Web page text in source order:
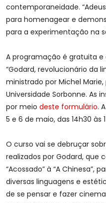
contemporaneidade.
para homenagear e
para a experimentação na
A programação é gratuita
“Godard, revolucionário da
ministrado por Michel
Universidade Sorbonne. As
por meio deste formulário.
5 e 6 de maio, das 14h30 às
O curso vai se debruçar
realizados por Godard, que
“Acossado” à “A Chinesa”,
diversas linguagens e
de se pensar e fazer